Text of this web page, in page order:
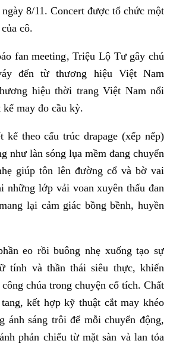
8/11. Concert được tổ chức một
cô.
fan meeting, Triệu Lộ Tư gây chú
đến từ thương hiệu Việt Nam
hiệu thời trang Việt Nam nổi
may đo cầu kỳ.
kế theo cấu trúc drapage (xếp nếp)
như làn sóng lụa mềm đang chuyển
giúp tôn lên đường cổ và bờ vai
những lớp vải voan xuyên thấu đan
lại cảm giác bồng bềnh, huyền
eo rồi buông nhẹ xuống tạo sự
tính và thần thái siêu thực, khiến
chúa trong chuyện cổ tích. Chất
kết hợp kỹ thuật cắt may khéo
ánh sáng trôi để mỗi chuyển động,
phản chiếu từ mặt sàn và lan tỏa